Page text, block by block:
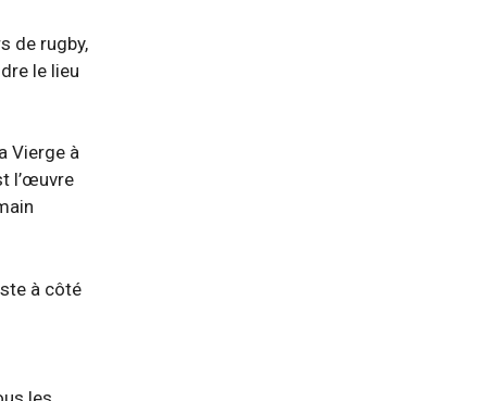
de rugby,
le lieu
Vierge à
l’œuvre
à côté